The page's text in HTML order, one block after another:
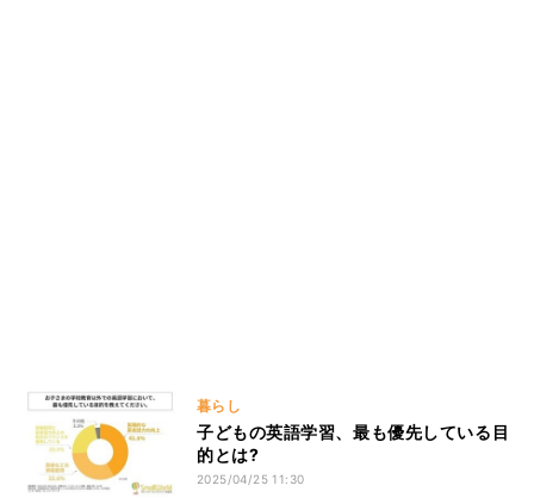
暮らし
子どもの英語学習、最も優先している目
的とは?
2025/04/25 11:30